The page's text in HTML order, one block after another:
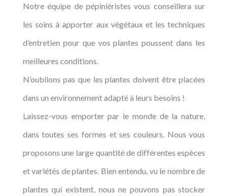
Notre équipe de pépiniéristes vous conseillera sur
les soins à apporter aux végétaux et les techniques
d’entretien pour que vos plantes poussent dans les
meilleures conditions.
N’oublions pas que les plantes doivent être placées
dans un environnement adapté à leurs besoins !
Laissez-vous emporter par le monde de la nature,
dans toutes ses formes et ses couleurs. Nous vous
proposons une large quantité de différentes espèces
et variétés de plantes. Bien entendu, vu le nombre de
plantes qui existent, nous ne pouvons pas stocker